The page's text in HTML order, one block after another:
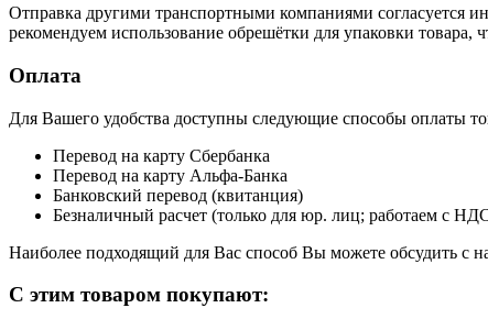
Отправка другими транспортными компаниями согласуется
рекомендуем использование обрешётки для упаковки
Оплата
Для Вашего удобства доступны следующие способы оплаты
Перевод на карту Сбербанка
Перевод на карту Альфа-Банка
Банковский перевод (квитанция)
Безналичный расчет (только для юр. лиц; работаем с
Наиболее подходящий для Вас способ Вы можете обсудить с
С этим товаром покупают: